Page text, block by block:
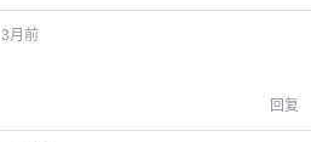
3月前
回复